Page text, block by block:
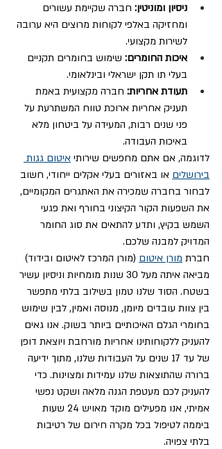
ניסיון ומוניטין: חברה שקיימת עשורים
ומחזיקה באלפי לקוחות מרוצים היא ערובה
לשירות מקצועי.
איכות החומרים: שימוש בחומרים תקניים
בעלי תו תקן ישראלי ובינלאומי.
תעודת אחריות: חברה מקצועית באמת
תעניק אחריות ארוכת טווח המשתרעת על
פני שנים רבות, המעידה על ביטחון מלא
באיכות העבודה.
לדוגמה, אם אתם מחפשים שירותי איטום גגות
בירושלים או באזורים בעלי אקלים ייחודי, חשוב
לבחור בחברה שמכירה את האתגרים המקומיים,
את השפעות הקור הקיצוני בחורף ואת פגעי
השמש בקיץ, ותדע להתאים את סוג החומר
המדויק למבנה שלכם.
חברת מורן איטום (מורן המרכז לאיטום ובידוד)
מביאה איתה מעל 30 שנות מומחיות וניסיון עשיר
בשטח. הסוד שלנו טמון בשילוב בלתי מתפשר
בין צוות עובדים מיומן, מנוסה ואמין, לבין שימוש
בחומרי הגלם האיכותיים ביותר בשוק. אנו גאים
להעניק ללקוחותינו אחריות מורחבת ויוצאת דופן
של עד 17 שנים על העבודות שלנו, מתוך ידיעה
ברורה שהתוצאות שלנו עמידות ומצוינות. כדי
להעניק לכם מעטפת הגנה מלאה ושקט נפשי
אמיתי, אנו מפעילים מוקד מאויש 24 שעות
ביממה לטיפול בכל מקרה חירום של רטיבות
בלתי צפויה.